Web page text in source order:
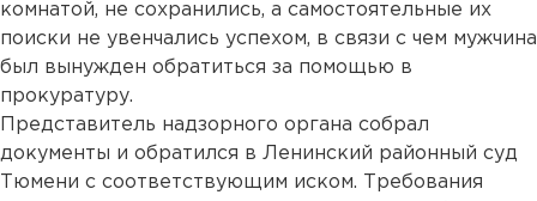
комнатой, не сохранились, а самостоятельные их
поиски не увенчались успехом, в связи с чем мужчина
был вынужден обратиться за помощью в
прокуратуру.
Представитель надзорного органа собрал
документы и обратился в Ленинский районный суд
Тюмени с соответствующим иском. Требования